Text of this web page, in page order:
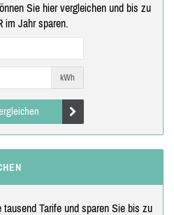
Sie hier vergleichen und bis zu
im Jahr sparen.
kWh
Tarife und sparen Sie bis zu